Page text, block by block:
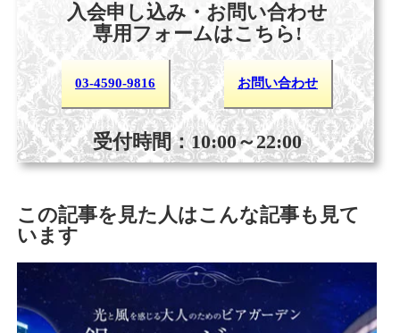
入会申し込み・お問い合わせ
専用フォームはこちら!
03-4590-9816 お問い合わせ
受付時間：10:00～22:00
この記事を見た人はこんな記事も見て
います